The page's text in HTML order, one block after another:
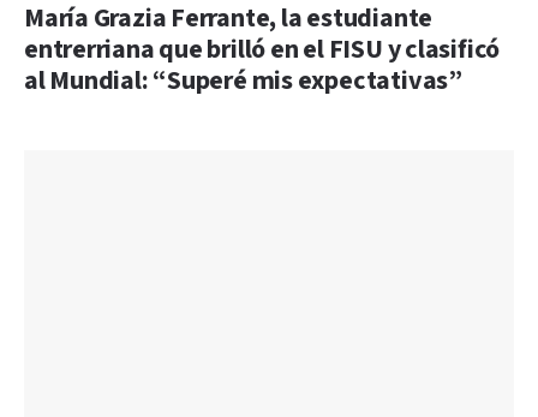
María Grazia Ferrante, la estudiante
entrerriana que brilló en el FISU y clasificó
al Mundial: “Superé mis expectativas”